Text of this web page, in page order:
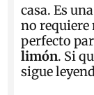
casa. Es
no
perfecto
limón. Si
sigue